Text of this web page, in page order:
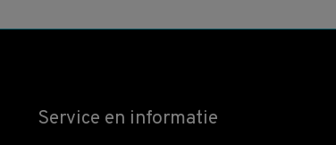
Service en informatie